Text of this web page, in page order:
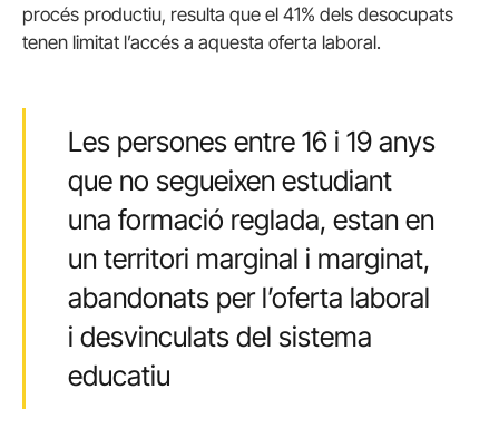
procés productiu, resulta que el 41% dels desocupats
tenen limitat l’accés a aquesta oferta laboral.
Les persones entre 16 i 19 anys
que no segueixen estudiant
una formació reglada, estan en
un territori marginal i marginat,
abandonats per l’oferta laboral
i desvinculats del sistema
educatiu